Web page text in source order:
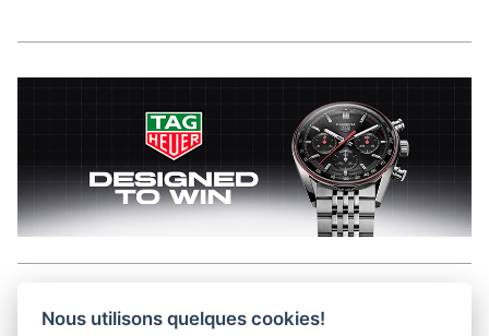
Nous utilisons quelques cookies!